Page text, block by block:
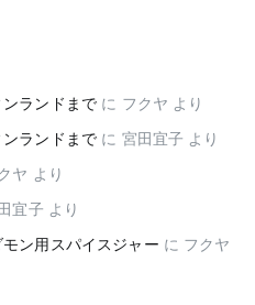
ランドまで に フクヤ より
ランドまで に 宮田宜子 より
ヤ より
宜子 より
ン用スパイスジャー に フクヤ